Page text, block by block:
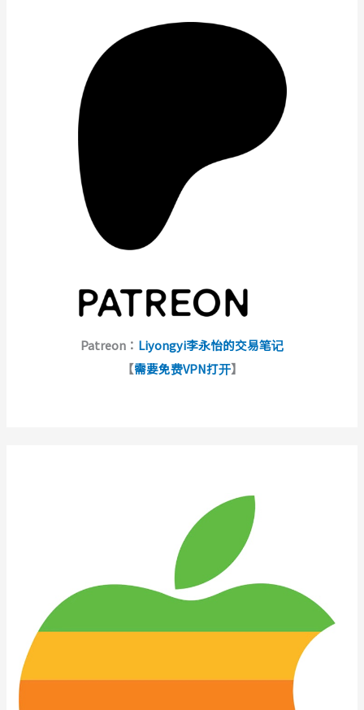
Patreon： Liyongyi李永怡的交易笔记
【需要免费VPN打开】